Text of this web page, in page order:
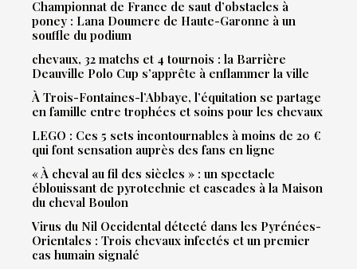
Championnat de France de saut d’obstacles à
poney : Lana Doumerc de Haute-Garonne à un
souffle du podium
chevaux, 32 matchs et 4 tournois : la Barrière
Deauville Polo Cup s’apprête à enflammer la ville
À Trois-Fontaines-l’Abbaye, l’équitation se partage
en famille entre trophées et soins pour les chevaux
LEGO : Ces 5 sets incontournables à moins de 20 €
qui font sensation auprès des fans en ligne
« À cheval au fil des siècles » : un spectacle
éblouissant de pyrotechnie et cascades à la Maison
du cheval Boulon
Virus du Nil Occidental détecté dans les Pyrénées-
Orientales : Trois chevaux infectés et un premier
cas humain signalé